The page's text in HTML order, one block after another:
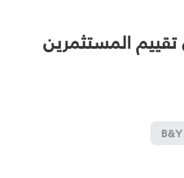
المستثمرين